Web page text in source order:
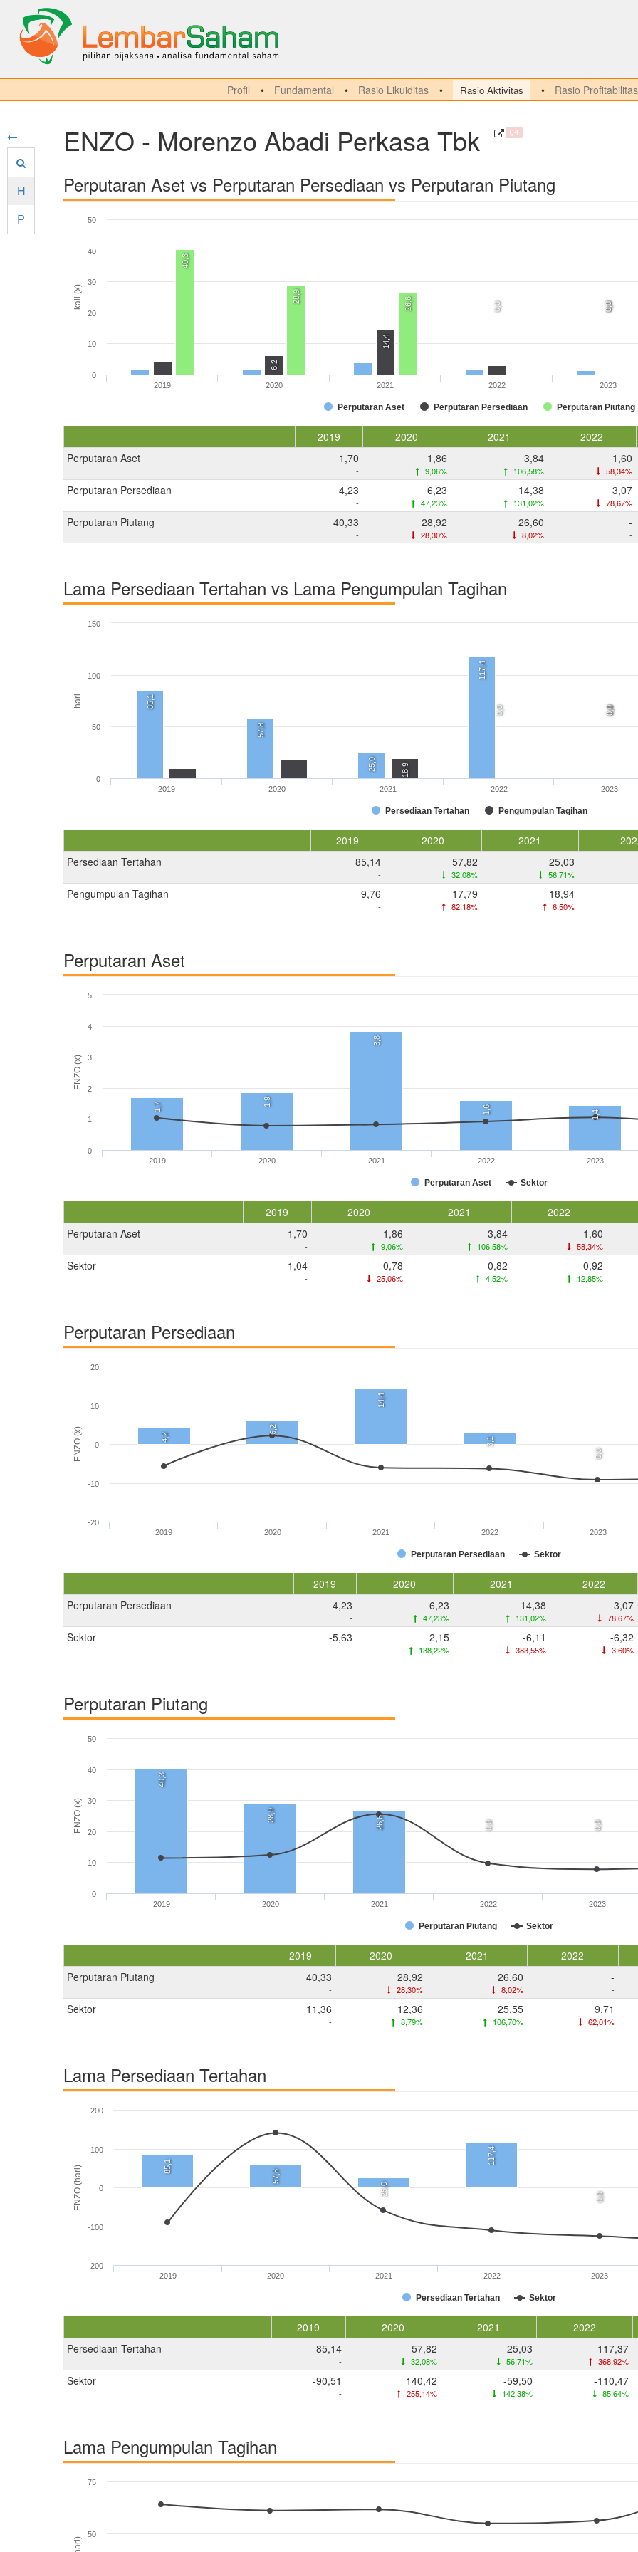
Profil Fundamental Rasio Likuiditas Rasio Aktivitas Rasio Profitabilitas
H
P
ENZO - Morenzo Abadi Perkasa Tbk Q4
Perputaran Aset vs Perputaran Persediaan vs Perputaran Piutang
kali (x)
6,2
14,4
0,0
40,3
28,9 26,6 0,0 0,0
Perputaran Aset Perputaran Persediaan Perputaran Piutang
2019 2020 2021 2022 2023
0
10
20
30
40
50
2019 2020 2021 2022
Perputaran Aset
1,70
-
1,86
9,06%
3,84
106,58%
1,60
58,34%
Perputaran Persediaan 4,23
-
6,23
47,23%
14,38
131,02%
3,07
78,67%
Perputaran Piutang 40,33
-
28,92
28,30%
26,60
8,02%
-
-
Lama Persediaan Tertahan vs Lama Pengumpulan Tagihan
hari
85,1
57,8
25,0
117,4
0,0
18,9
0,0 0,0
Persediaan Tertahan Pengumpulan Tagihan
2019 2020 2021 2022 2023
0
50
100
150
2019 2020 2021
Persediaan Tertahan
85,14
-
57,82
32,08%
25,03
56,71%
Pengumpulan Tagihan 9,76
-
17,79
82,18%
18,94
6,50%
Perputaran Aset
ENZO (x)
1,7 1,9
3,8
1,6 1,4
Perputaran Aset Sektor
2019 2020 2021 2022 2023
0
1
2
3
4
5
2019 2020 2021 2022
Perputaran Aset
1,70
-
1,86
9,06%
3,84
106,58%
1,60
58,34%
Sektor 1,04
-
0,78
25,06%
0,82
4,52%
0,92
12,85%
Perputaran Persediaan
ENZO (x) 4,2
6,2
14,4
3,1
0,0
Perputaran Persediaan Sektor
2019 2020 2021 2022 2023
-20
-10
0
10
20
2019 2020 2021 2022
Perputaran Persediaan
4,23
-
6,23
47,23%
14,38
131,02%
3,07
78,67%
Sektor -5,63
-
2,15
138,22%
-6,11
383,55%
-6,32
3,60%
Perputaran Piutang
ENZO (x)
40,3
28,9 26,6 0,0 0,0
Perputaran Piutang Sektor
2019 2020 2021 2022 2023
0
10
20
30
40
50
2019 2020 2021 2022
Perputaran Piutang
40,33
-
28,92
28,30%
26,60
8,02%
-
-
Sektor 11,36
-
12,36
8,79%
25,55
106,70%
9,71
62,01%
Lama Persediaan Tertahan
ENZO (hari) 85,1
57,8
25,0
117,4
0,0
Persediaan Tertahan Sektor
2019 2020 2021 2022 2023
-200
-100
0
100
200
2019 2020 2021 2022
Persediaan Tertahan
85,14
-
57,82
32,08%
25,03
56,71%
117,37
368,92%
Sektor -90,51
-
140,42
255,14%
-59,50
142,38%
-110,47
85,64%
Lama Pengumpulan Tagihan
50
75